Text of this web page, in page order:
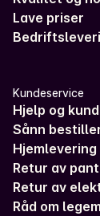
Lave priser
Kundeservice
Hjelp og
Sånn
Hjemlevering
Retur av pant
Retur av
Råd om